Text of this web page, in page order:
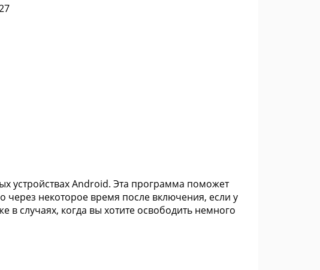
устройствах Android. Эта программа поможет
через некоторое время после включения, если у
случаях, когда вы хотите освободить немного